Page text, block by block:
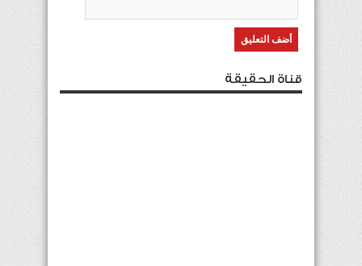
قناة الحقيقة